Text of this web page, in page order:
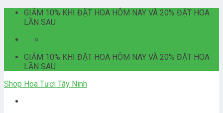
Skip
GIẢM 10% KHI ĐẶT HOA HÔM NAY VÀ 20% ĐẶT HOA
LẦN SAU
GIẢM 10% KHI ĐẶT HOA HÔM NAY VÀ 20% ĐẶT HOA
LẦN SAU
Shop Hoa Tươi Tây Ninh